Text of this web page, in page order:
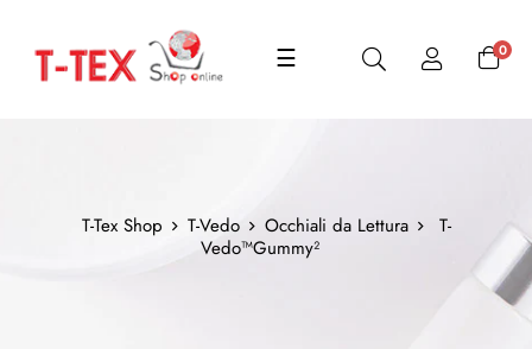
navigazione
☰ 0
T-Tex Shop T-Vedo Occhiali da Lettura
T-
Vedo™Gummy²